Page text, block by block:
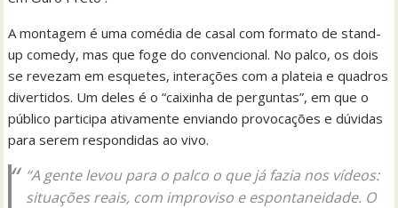
A montagem é uma comédia de casal com formato de stand-
up comedy, mas que foge do convencional. No palco, os dois
se revezam em esquetes, interações com a plateia e quadros
divertidos. Um deles é o “caixinha de perguntas”, em que o
público participa ativamente enviando provocações e dúvidas
para serem respondidas ao vivo.
“A gente levou para o palco o que já fazia nos vídeos:
situações reais, com improviso e espontaneidade. O